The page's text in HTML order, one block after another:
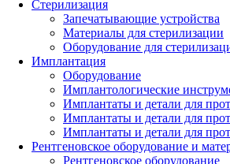
Стерилизация
Запечатывающие устройства
Материалы для стерилизации
Оборудование для
Имплантация
Оборудование
Имплантологические
Имплантаты и детали для
Имплантаты и детали для
Имплантаты и детали для
Рентгеновское оборудование и
Рентгеновское оборудование